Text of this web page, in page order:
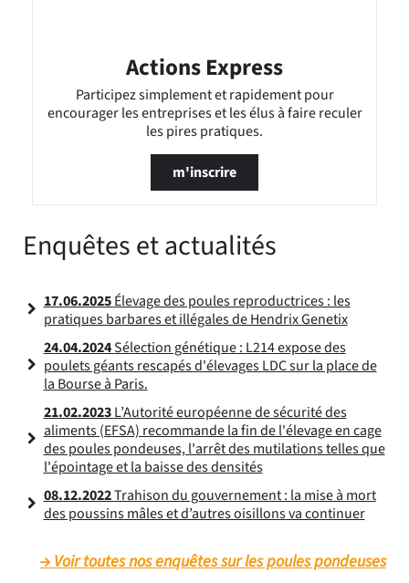
Actions Express
Participez simplement et rapidement pour
encourager les entreprises et les élus à faire reculer
les pires pratiques.
m'inscrire
Enquêtes et actualités
17.06.2025Élevage des poules reproductrices : les
pratiques barbares et illégales de Hendrix Genetix
24.04.2024Sélection génétique : L214 expose des
poulets géants rescapés d'élevages LDC sur la place de
la Bourse à Paris.
21.02.2023L’Autorité européenne de sécurité des
aliments (EFSA) recommande la fin de l'élevage en cage
des poules pondeuses, l'arrêt des mutilations telles que
l'épointage et la baisse des densités
08.12.2022Trahison du gouvernement : la mise à mort
des poussins mâles et d’autres oisillons va continuer
Voir toutes nos enquêtes sur les poules pondeuses